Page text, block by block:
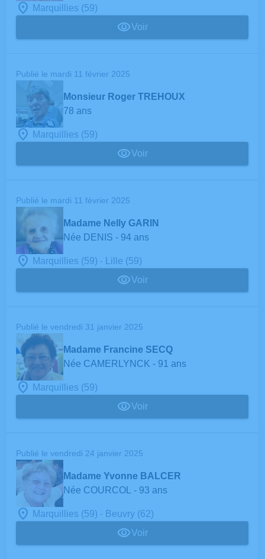
Marquillies (59)
Voir
Publié le mardi 11 février 2025
Monsieur Roger TREHOUX
78 ans
Marquillies (59)
Voir
Publié le mardi 11 février 2025
Madame Nelly GARIN
Née DENIS - 94 ans
Marquillies (59) - Lille (59)
Voir
Publié le vendredi 31 janvier 2025
Madame Francine SECQ
Née CAMERLYNCK - 91 ans
Marquillies (59)
Voir
Publié le vendredi 24 janvier 2025
Madame Yvonne BALCER
Née COURCOL - 93 ans
Marquillies (59) - Beuvry (62)
Voir